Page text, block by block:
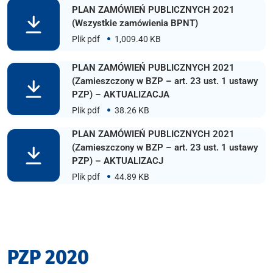
PLAN ZAMÓWIEŃ PUBLICZNYCH 2021
(Wszystkie zamówienia BPNT)
Plik pdf 1,009.40 KB
PLAN ZAMÓWIEŃ PUBLICZNYCH 2021
(Zamieszczony w BZP – art. 23 ust. 1 ustawy
PZP) – AKTUALIZACJA
Plik pdf 38.26 KB
PLAN ZAMÓWIEŃ PUBLICZNYCH 2021
(Zamieszczony w BZP – art. 23 ust. 1 ustawy
PZP) – AKTUALIZACJ
Plik pdf 44.89 KB
PZP 2020